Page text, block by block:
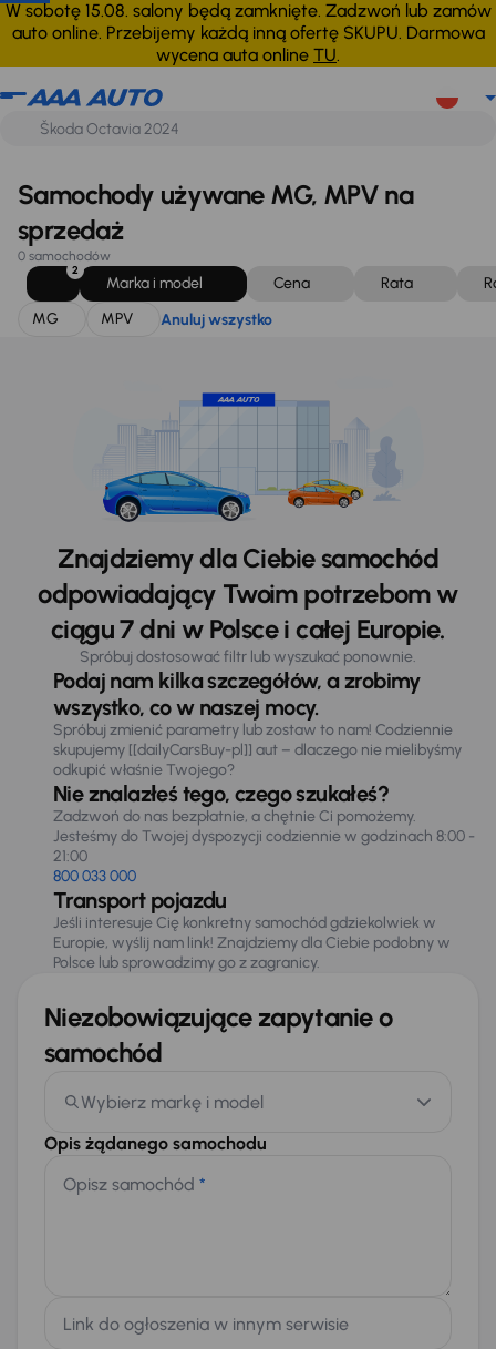
W sobotę 15.08. salony będą zamknięte. Zadzwoń lub zamów
auto online. Przebijemy każdą inną ofertę SKUPU. Darmowa
wycena auta online TU.
MG MPV Anuluj wszystko
Samochody używane MG, MPV na
sprzedaż
0 samochodów
2
Marka i model Cena Rata
MG
MPV Anuluj wszystko
Znajdziemy dla Ciebie samochód
odpowiadający Twoim potrzebom w
ciągu 7 dni w Polsce i całej Europie.
Spróbuj dostosować filtr lub wyszukać ponownie.
Podaj nam kilka szczegółów, a zrobimy
wszystko, co w naszej mocy.
Spróbuj zmienić parametry lub zostaw to nam! Codziennie
skupujemy [[dailyCarsBuy-pl]] aut – dlaczego nie mielibyśmy
odkupić właśnie Twojego?
Nie znalazłeś tego, czego szukałeś?
Zadzwoń do nas bezpłatnie, a chętnie Ci pomożemy.
Jesteśmy do Twojej dyspozycji codziennie w godzinach 8:00 -
21:00
800 033 000
Transport pojazdu
Jeśli interesuje Cię konkretny samochód gdziekolwiek w
Europie, wyślij nam link! Znajdziemy dla Ciebie podobny w
Polsce lub sprowadzimy go z zagranicy.
Niezobowiązujące zapytanie o
samochód
Wybierz markę i model
Opis żądanego samochodu
Opisz samochód *
Link do ogłoszenia w innym serwisie